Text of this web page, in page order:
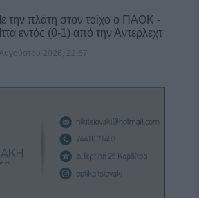
την πλάτη στον τοίχο ο ΠΑΟΚ -
εντός (0-1) από την Άντερλεχτ
Αυγούστου 2026, 22:57